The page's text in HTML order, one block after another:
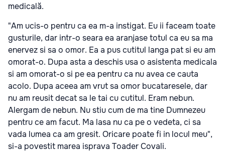
medicală.
"Am ucis-o pentru ca ea m-a instigat. Eu ii faceam toate
gusturile, dar intr-o seara ea aranjase totul ca eu sa ma
enervez si sa o omor. Ea a pus cutitul langa pat si eu am
omorat-o. Dupa asta a deschis usa o asistenta medicala
si am omorat-o si pe ea pentru ca nu avea ce cauta
acolo. Dupa aceea am vrut sa omor bucataresele, dar
nu am reusit decat sa le tai cu cutitul. Eram nebun.
Alergam de nebun. Nu stiu cum de ma tine Dumnezeu
pentru ce am facut. Ma lasa nu ca pe o vedeta, ci sa
vada lumea ca am gresit. Oricare poate fi in locul meu",
si-a povestit marea isprava Toader Covali.